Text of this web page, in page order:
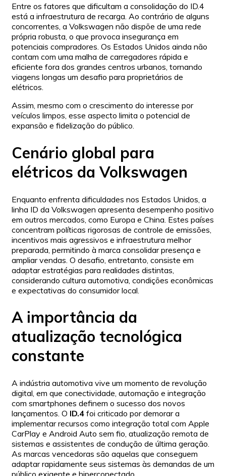
Entre os fatores que dificultam a consolidação do ID.4
está a infraestrutura de recarga. Ao contrário de alguns
concorrentes, a Volkswagen não dispõe de uma rede
própria robusta, o que provoca insegurança em
potenciais compradores. Os Estados Unidos ainda não
contam com uma malha de carregadores rápida e
eficiente fora dos grandes centros urbanos, tornando
viagens longas um desafio para proprietários de
elétricos.
Assim, mesmo com o crescimento do interesse por
veículos limpos, esse aspecto limita o potencial de
expansão e fidelização do público.
Cenário global para
elétricos da Volkswagen
Enquanto enfrenta dificuldades nos Estados Unidos, a
linha ID da Volkswagen apresenta desempenho positivo
em outros mercados, como Europa e China. Estes países
concentram políticas rigorosas de controle de emissões,
incentivos mais agressivos e infraestrutura melhor
preparada, permitindo à marca consolidar presença e
ampliar vendas. O desafio, entretanto, consiste em
adaptar estratégias para realidades distintas,
considerando cultura automotiva, condições econômicas
e expectativas do consumidor local.
A importância da
atualização tecnológica
constante
A indústria automotiva vive um momento de revolução
digital, em que conectividade, automação e integração
com smartphones definem o sucesso dos novos
lançamentos. O ID.4 foi criticado por demorar a
implementar recursos como integração total com Apple
CarPlay e Android Auto sem fio, atualização remota de
sistemas e assistentes de condução de última geração.
As marcas vencedoras são aquelas que conseguem
adaptar rapidamente seus sistemas às demandas de um